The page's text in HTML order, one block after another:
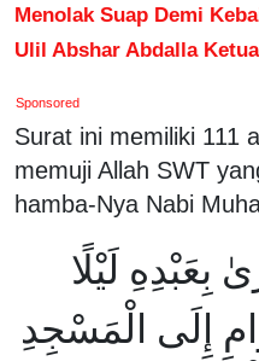
Menolak Suap Demi
Ulil Abshar Abdalla
Sponsored
Surat ini memiliki 111
memuji Allah SWT
hamba-Nya Nabi
لَيْلًا
إِلَى الْمَسْجِدِ